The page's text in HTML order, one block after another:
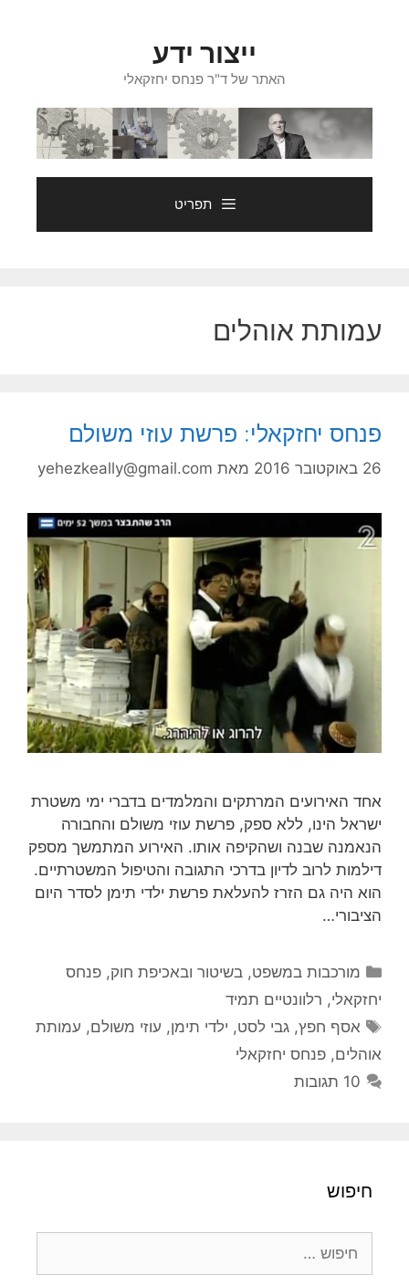
ייצור ידע
האתר של ד"ר פנחס יחזקאלי
תפריט
עמותת אוהלים
פנחס יחזקאלי: פרשת עוזי משולם
26 באוקטובר 2016 מאת yehezkeally@gmail.com
אחד האירועים המרתקים והמלמדים בדברי ימי משטרת
ישראל הינו, ללא ספק, פרשת עוזי משולם והחבורה
הנאמנה שבנה ושהקיפה אותו. האירוע המתמשך מספק
דילמות לרוב לדיון בדרכי התגובה והטיפול המשטרתיים.
הוא היה גם הזרז להעלאת פרשת ילדי תימן לסדר היום
הציבורי…
קטגוריות
מורכבות במשפט, בשיטור ובאכיפת חוק,פנחס
יחזקאלי, רלוונטיים תמיד
תגיות
אסף חפץ,גבי לסט, ילדי תימן, עוזי משולם, עמותת
אוהלים, פנחס יחזקאלי
10 תגובות
חיפוש